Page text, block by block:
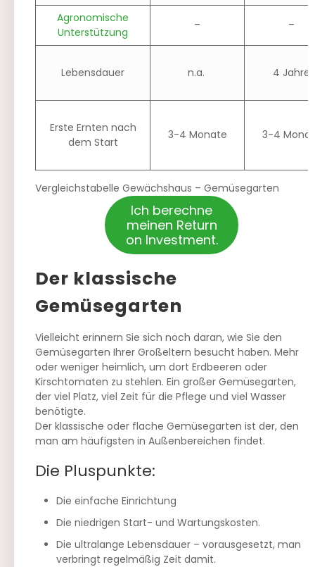
Agronomische
Unterstützung
– –
Lebensdauer n.a. 4 Jahre
Erste Ernten nach
dem Start
3-4 Monate 3-4
Vergleichstabelle Gewächshaus – Gemüsegarten
Ich berechne
meinen Return
on Investment.
Der klassische
Gemüsegarten
Vielleicht erinnern Sie sich noch daran, wie Sie den
Gemüsegarten Ihrer Großeltern besucht haben. Mehr
oder weniger heimlich, um dort Erdbeeren oder
Kirschtomaten zu stehlen. Ein großer Gemüsegarten,
der viel Platz, viel Zeit für die Pflege und viel Wasser
benötigte.
Der klassische oder flache Gemüsegarten ist der, den
man am häufigsten in Außenbereichen findet.
Die Pluspunkte:
Die einfache Einrichtung
Die niedrigen Start- und Wartungskosten.
Die ultralange Lebensdauer – vorausgesetzt, man
verbringt regelmäßig Zeit damit.